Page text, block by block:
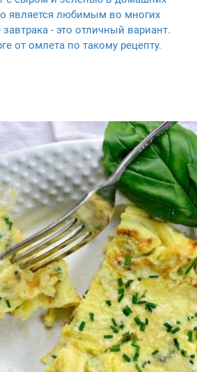
является любимым во многих
- это отличный вариант.
от омлета по такому рецепту.